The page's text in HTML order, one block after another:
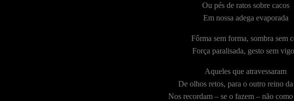
Ou pés de ratos sobre cacos
Em nossa adega evaporada
Fôrma sem forma, sombra sem
Força paralisada, gesto sem
Aqueles que atravessaram
De olhos retos, para o outro reino
Nos recordam – se o fazem – não